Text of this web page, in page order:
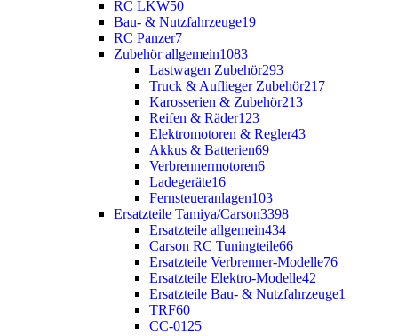
RC LKW50
Bau- & Nutzfahrzeuge19
RC Panzer7
Zubehör allgemein1083
Lastwagen Zubehör293
Truck & Auflieger Zubehör217
Karosserien & Zubehör213
Reifen & Räder123
Elektromotoren & Regler43
Akkus & Batterien69
Verbrennermotoren6
Ladegeräte16
Fernsteueranlagen103
Ersatzteile Tamiya/Carson3398
Ersatzteile allgemein434
Carson RC Tuningteile66
Ersatzteile Verbrenner-Modelle76
Ersatzteile Elektro-Modelle42
Ersatzteile Bau- & Nutzfahrzeuge1
TRF60
CC-01 25